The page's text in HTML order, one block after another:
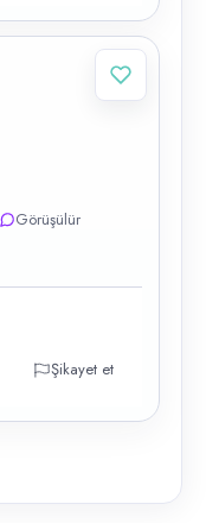
Görüşülür
Şikayet et